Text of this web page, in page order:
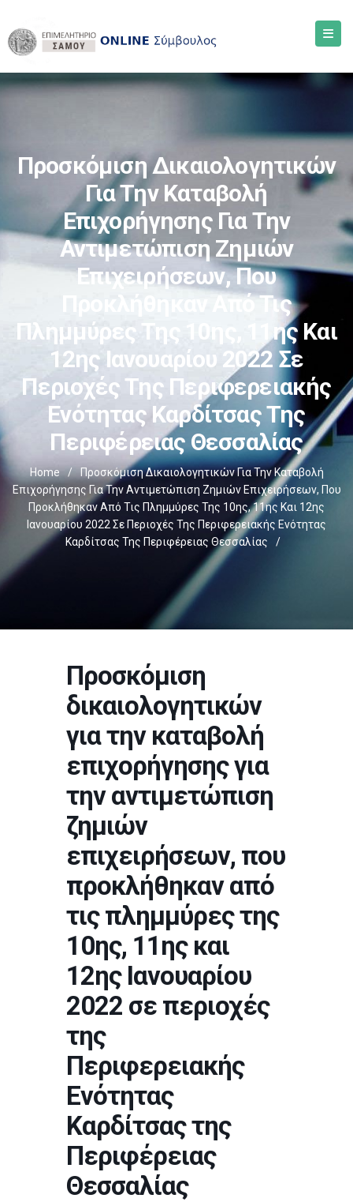
Προσκόμιση Δικαιολογητικών
Για Την Καταβολή
Επιχορήγησης Για Την
Αντιμετώπιση Ζημιών
Επιχειρήσεων, Που
Προκλήθηκαν Από Τις
Πλημμύρες Της 10ης, 11ης Και
12ης Ιανουαρίου 2022 Σε
Περιοχές Της Περιφερειακής
Ενότητας Καρδίτσας Της
Περιφέρειας Θεσσαλίας
Home /
Προσκόμιση Δικαιολογητικών Για Την Καταβολή
Επιχορήγησης Για Την Αντιμετώπιση Ζημιών Επιχειρήσεων, Που
Προκλήθηκαν Από Τις Πλημμύρες Της 10ης, 11ης Και 12ης
Ιανουαρίου 2022 Σε Περιοχές Της Περιφερειακής Ενότητας
Καρδίτσας Της Περιφέρειας Θεσσαλίας
/
Προσκόμιση
δικαιολογητικών
για την καταβολή
επιχορήγησης για
την αντιμετώπιση
ζημιών
επιχειρήσεων, που
προκλήθηκαν από
τις πλημμύρες της
10ης, 11ης και
12ης Ιανουαρίου
2022 σε περιοχές
της
Περιφερειακής
Ενότητας
Καρδίτσας της
Περιφέρειας
Θεσσαλίας